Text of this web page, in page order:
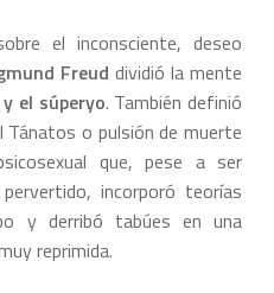
el inconsciente, deseo
Freud dividió la mente
el súperyo. También definió
Tánatos o pulsión de muerte
que, pese a ser
incorporó teorías
y derribó tabúes en una
reprimida.